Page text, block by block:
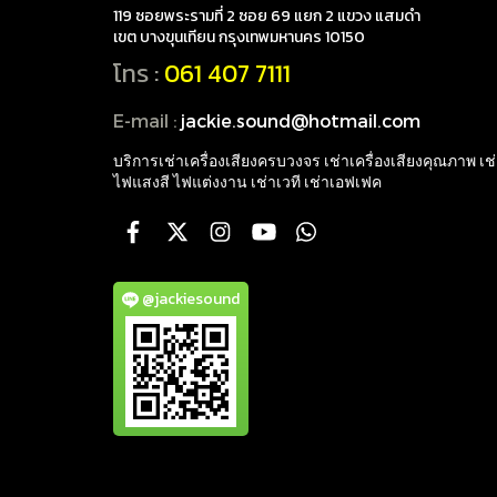
119 ซอยพระรามที่ 2 ซอย 69 แยก 2 แขวง แสมดำ
เขต บางขุนเทียน กรุงเทพมหานคร 10150
โทร :061 407 7111
E-mail : jackie.sound@hotmail.com
บริการเช่าเครื่องเสียงครบวงจร เช่าเครื่องเสียงคุณภาพ เ
ไฟแสงสี ไฟแต่งงาน เช่าเวที เช่าเอฟเฟค
@jackiesound